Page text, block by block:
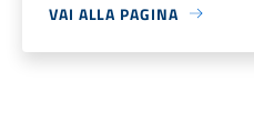
VAI ALLA PAGINA